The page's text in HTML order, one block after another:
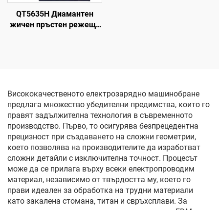
QT5635H Диамантен
жичен пръстен режеща
Висококачественото електрозарядно машинобране
предлага множество убедителни предимства, които го
правят задължителна технология в съвременното
производство. Първо, то осигурява безпрецедентна
прецизност при създаването на сложни геометрии,
което позволява на производителите да изработват
сложни детайли с изключителна точност. Процесът
може да се прилага върху всеки електропроводим
материал, независимо от твърдостта му, което го
прави идеален за обработка на трудни материали
като закалена стомана, титан и свръхсплави. За